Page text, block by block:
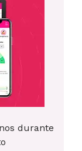
durante